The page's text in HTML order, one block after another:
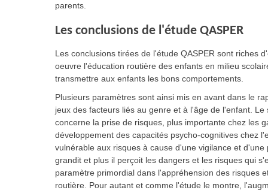
parents.
Les conclusions de l'étude QASPER
Les conclusions tirées de l'étude QASPER sont riches
oeuvre l'éducation routière des enfants en milieu
transmettre aux enfants les bons comportements.
Plusieurs paramètres sont ainsi mis en avant dans le
jeux des facteurs liés au genre et à l'âge de l'enfant.
concerne la prise de risques, plus importante chez les
développement des capacités psycho-cognitives chez
vulnérable aux risques à cause d'une vigilance et
grandit et plus il perçoit les dangers et les risques qui
paramètre primordial dans l'appréhension des risques
routière. Pour autant et comme l'étude le montre,